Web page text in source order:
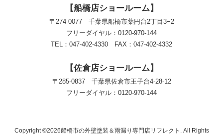
【船橋店ショールーム】
〒274-0077 千葉県船橋市薬円台2丁目3−2
フリーダイヤル：0120-970-144
TEL：047-402-4330 FAX：047-402-4332
【佐倉店ショールーム】
〒285-0837 千葉県佐倉市王子台4-28-12
フリーダイヤル：0120-970-144
Copyright ©2026船橋市の外壁塗装＆雨漏り専門店リフレクト. All Rights